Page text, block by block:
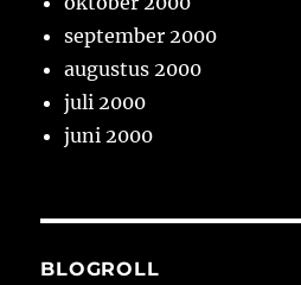
september 2000
augustus 2000
juli 2000
juni 2000
BLOGROLL